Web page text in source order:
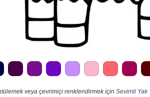
veya çevrimiçi renklendirmek için Sevimli Yak